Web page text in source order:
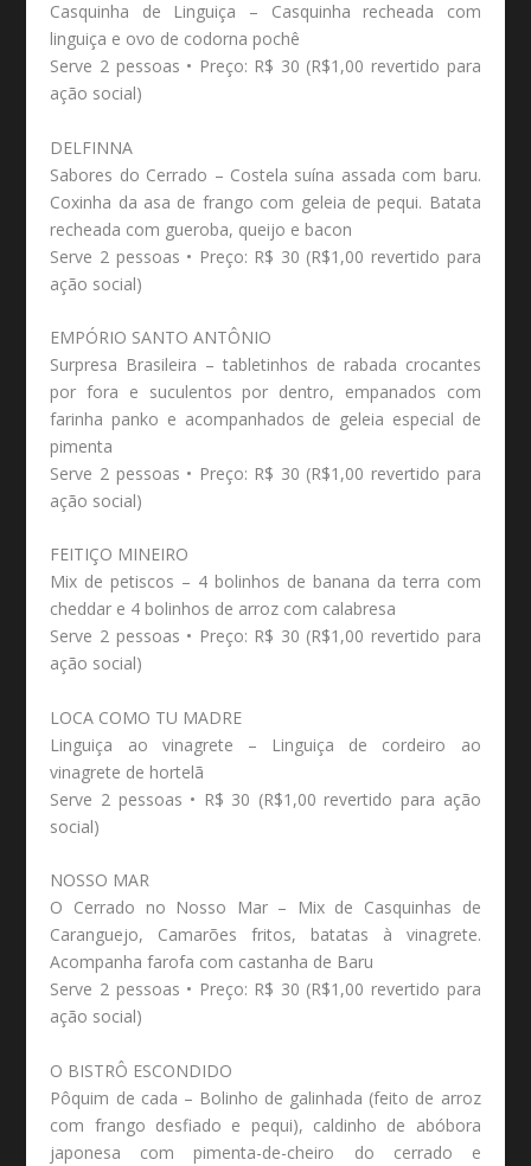
Casquinha de Linguiça – Casquinha recheada com
linguiça e ovo de codorna pochê
Serve 2 pessoas • Preço: R$ 30 (R$1,00 revertido para
ação social)
DELFINNA
Sabores do Cerrado – Costela suína assada com baru.
Coxinha da asa de frango com geleia de pequi. Batata
recheada com gueroba, queijo e bacon
Serve 2 pessoas • Preço: R$ 30 (R$1,00 revertido para
ação social)
EMPÓRIO SANTO ANTÔNIO
Surpresa Brasileira – tabletinhos de rabada crocantes
por fora e suculentos por dentro, empanados com
farinha panko e acompanhados de geleia especial de
pimenta
Serve 2 pessoas • Preço: R$ 30 (R$1,00 revertido para
ação social)
FEITIÇO MINEIRO
Mix de petiscos – 4 bolinhos de banana da terra com
cheddar e 4 bolinhos de arroz com calabresa
Serve 2 pessoas • Preço: R$ 30 (R$1,00 revertido para
ação social)
LOCA COMO TU MADRE
Linguiça ao vinagrete – Linguiça de cordeiro ao
vinagrete de hortelã
Serve 2 pessoas • R$ 30 (R$1,00 revertido para ação
social)
NOSSO MAR
O Cerrado no Nosso Mar – Mix de Casquinhas de
Caranguejo, Camarões fritos, batatas à vinagrete.
Acompanha farofa com castanha de Baru
Serve 2 pessoas • Preço: R$ 30 (R$1,00 revertido para
ação social)
O BISTRÔ ESCONDIDO
Pôquim de cada – Bolinho de galinhada (feito de arroz
com frango desfiado e pequi), caldinho de abóbora
japonesa com pimenta-de-cheiro do cerrado e